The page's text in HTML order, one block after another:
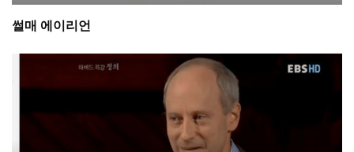
썰매 에이리언